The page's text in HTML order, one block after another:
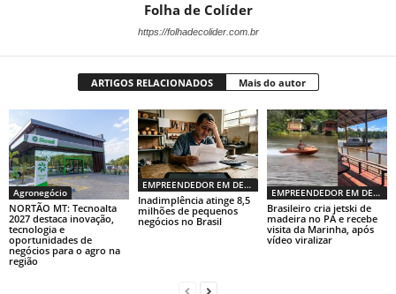
Folha de Colíder
https://folhadecolider.com.br
ARTIGOS RELACIONADOS Mais do autor
Agronegócio
NORTÃO MT: Tecnoalta
2027 destaca inovação,
tecnologia e
oportunidades de
negócios para o agro na
região
EMPREENDEDOR EM DESTAQUE
Inadimplência atinge 8,5
milhões de pequenos
negócios no Brasil
EMPREENDEDOR EM DESTAQUE
Brasileiro cria jetski de
madeira no PA e recebe
visita da Marinha, após
vídeo viralizar